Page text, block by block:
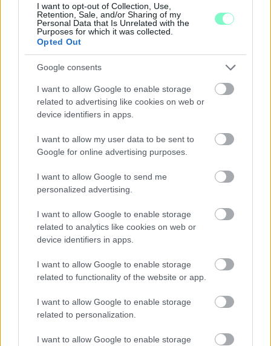
I want to opt-out of Collection, Use,
Retention, Sale, and/or Sharing of my
Personal Data that Is Unrelated with the
Purposes for which it was collected.
Opted Out
Google consents
I want to allow Google to enable storage
related to advertising like cookies on web or
device identifiers in apps.
I want to allow my user data to be sent to
Google for online advertising purposes.
I want to allow Google to send me
personalized advertising.
I want to allow Google to enable storage
related to analytics like cookies on web or
device identifiers in apps.
I want to allow Google to enable storage
related to functionality of the website or app.
I want to allow Google to enable storage
related to personalization.
I want to allow Google to enable storage
bakancsát.
GYŐRSZENTIVÁNI KÖR TÉR FELÚJÍTÁSÁNAK
TERVEIT
Augusztus 6-án a beruházás ütemezéséről és az új kerékpárút
építéséről is tájékoztatják az érdeklődőket.